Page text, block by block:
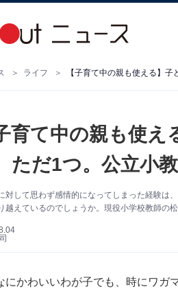
ライフ 【子育て中の親も使える】
育て中の親も使
ただ1つ。公立小
対して思わず感情的になってしまった経験は
越えているのでしょうか。現役小学校教師の
にかわいいわが子でも、時にワガ